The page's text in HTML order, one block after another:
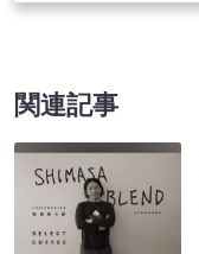
関連記事